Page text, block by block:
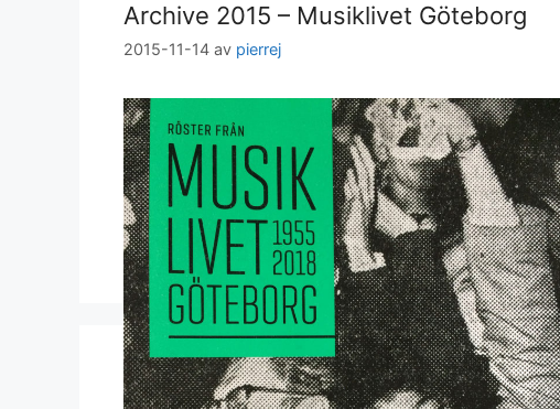
Archive 2015 – Musiklivet Göteborg
2015-11-14 av pierrej